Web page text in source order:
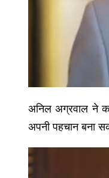
अनिल अग्रवाल ने
अपनी पहचान बना